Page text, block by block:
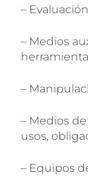
–
– Medios
–
– Medios
usos,
– Equipos